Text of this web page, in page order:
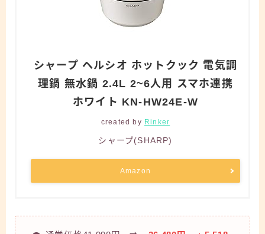
シャープ ヘルシオ ホットクック 電気調
理鍋 無水鍋 2.4L 2~6人用 スマホ連携
ホワイト KN-HW24E-W
created by Rinker
シャープ(SHARP)
Amazon